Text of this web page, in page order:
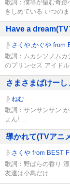
歌詞：僕等が望む奇
きしめている いつの
Have a
さくや,かぐや from
歌詞：ムカシソノムカ
のプリンセス アイドル
さまさまばけー
ねむ
歌詞：サンサンサン
ょん! ...
導かれて(TVアニ
さくや from BEST
歌詞：野ばらの香り
友達は小鳥だけ...